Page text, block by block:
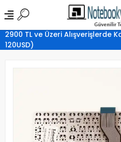
2900 TL ve Üzeri Alışverişlerde
120USD)